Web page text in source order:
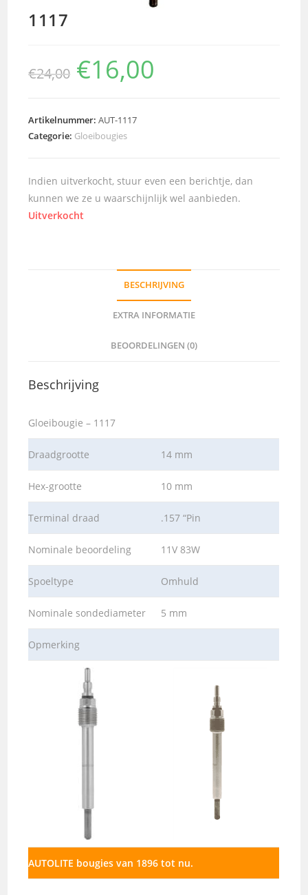
1117
€24,00 €16,00
Artikelnummer:AUT-1117
Categorie: Gloeibougies
Indien uitverkocht, stuur even een berichtje, dan
kunnen we ze u waarschijnlijk wel aanbieden.
Uitverkocht
BESCHRIJVING
EXTRA INFORMATIE
BEOORDELINGEN (0)
Beschrijving
Gloeibougie – 1117
Draadgrootte 14 mm
Hex-grootte 10 mm
Terminal draad .157 “Pin
Nominale beoordeling 11V 83W
Spoeltype Omhuld
Nominale sondediameter 5 mm
Opmerking
AUTOLITE bougies van 1896 tot nu.